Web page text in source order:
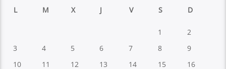
L M X J V S D
1
2
3
4 5 6 7 8
9
10
11 12 13 14 15
16